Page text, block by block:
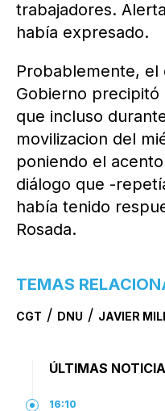
trabajadores.
había expresado.
Probablemente, el
Gobierno precipitó
que incluso
movilizacion del
poniendo el
diálogo que -
había tenido
Rosada.
TEMAS
CGT / DNU / JAVIER
ÚLTIMAS
16:10